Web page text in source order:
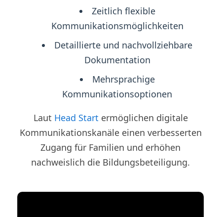
Zeitlich flexible
Kommunikationsmöglichkeiten
Detaillierte und nachvollziehbare
Dokumentation
Mehrsprachige
Kommunikationsoptionen
Laut Head Start ermöglichen digitale
Kommunikationskanäle einen verbesserten
Zugang für Familien und erhöhen
nachweislich die Bildungsbeteiligung.